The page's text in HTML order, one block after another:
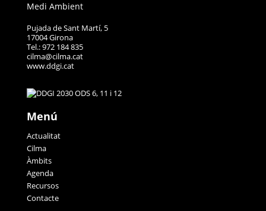
Medi Ambient
Pujada de Sant Martí, 5
17004 Girona
Tel.: 972 184 835
cilma@cilma.cat
www.ddgi.cat
Menú
Actualitat
Cilma
Àmbits
Agenda
Recursos
Contacte